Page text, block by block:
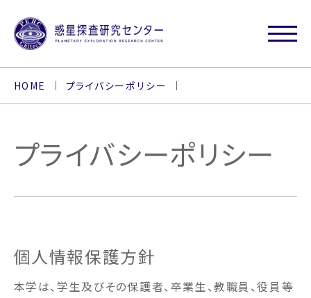
HOME プライバシーポリシー
プライバシーポリシー
個人情報保護方針
本学は、学生及びその保護者、卒業生、教職員、役員等